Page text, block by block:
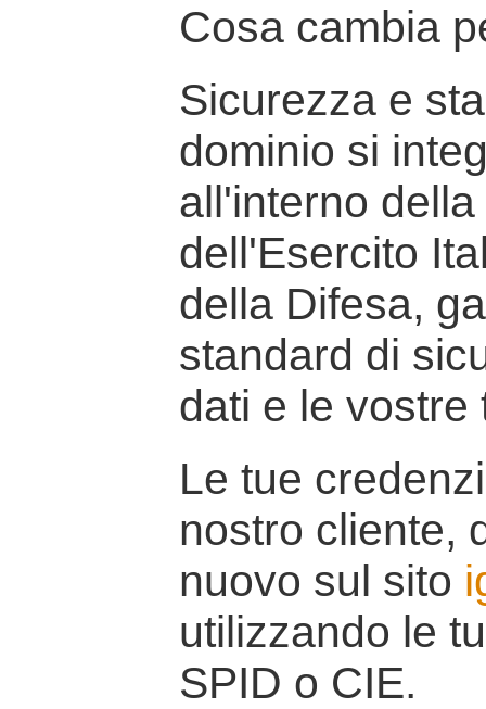
Cosa cambia
Sicurezza e
dominio si
all'interno
dell'Esercito
della Difesa,
standard di
dati e le vostre
Le tue
nostro cliente,
nuovo sul sito
utilizzando le
SPID o CIE.